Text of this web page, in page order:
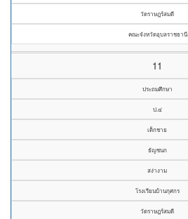
วัดราษฎร์สมดี
คณะจังหวัดอุบลราชธานี
11
ประถมศึกษา
ป.๔
เด็กชาย
ธัญชนก
สง่างาม
โรงเรียนบ้านกุศกร
วัดราษฎร์สมดี